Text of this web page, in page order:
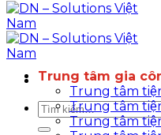
Tìm
kiếm:
Trung tâm gia
Trung tâm
Trung tâm
Trung tâm